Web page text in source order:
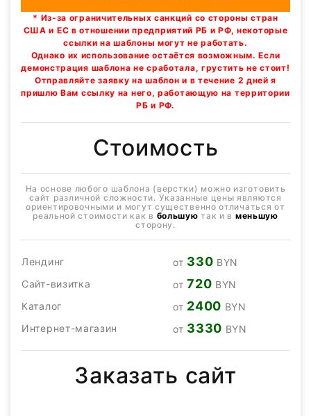
* Из-за ограничительных санкций со стороны стран
США и ЕС в отношении предприятий РБ и РФ, некоторые
ссылки на шаблоны могут не работать.
Однако их использование остаётся возможным. Если
демонстрация шаблона не сработала, грустить не стоит!
Отправляйте заявку на шаблон и в течение 2 дней я
пришлю Вам ссылку на него, работающую на территории
РБ и РФ.
Стоимость
На основе любого шаблона (верстки) можно изготовить
сайт различной сложности. Указанные цены являются
ориентировочными и могут существенно отличаться от
реальной стоимости как в большую так и в меньшую
сторону.
Лендинг от 330 BYN
Сайт-визитка
от720 BYN
Каталог
от 2400 BYN
Интернет-магазин
от 3330 BYN
Заказать сайт